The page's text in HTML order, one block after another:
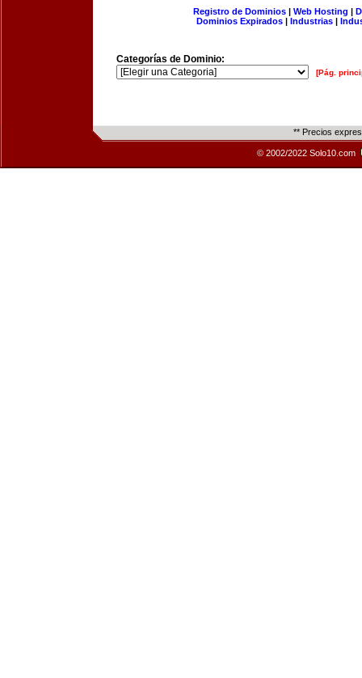
Registro de Dominios| Web Hosting |
Dominios Expirados | Industrias |
Categorías de Dominio:
[Pág.
** Precios
© 2002/2022 Solo10.com